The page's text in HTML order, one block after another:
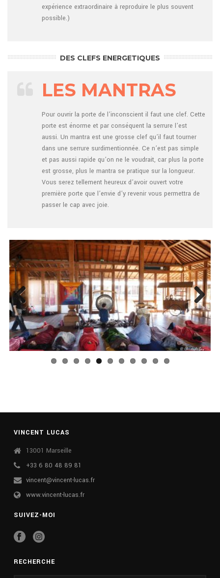
expérience extraordinaire à reproduire le plus souvent
possible.)
DES CLEFS ENERGETIQUES
LES MANTRAS
Pour ouvrir la porte de l’inconscient il faut une clef. Cette
porte est énorme et par conséquent la serrure l’est
aussi. Un mantra est une grosse clef qu’il faut tourner
dans une serrure surdimentionnée. Ce n’est pas simple
et pas aussi rapide qu’on ne le voudrait, car plus la porte
est grosse, plus le mantra se pratique sur la longueur.
Vous serez tellement heureux d’avoir ouvert votre
première porte que l’envie d’y revenir vous permettra de
passer le cap avec joie.
Previo
us
Next
VINCENT LUCAS
13001 Marseille
+33 6 80 48 89 81
vincent@vincent-lucas.fr
www.vincent-lucas.fr
SUIVEZ-MOI
RECHERCHE